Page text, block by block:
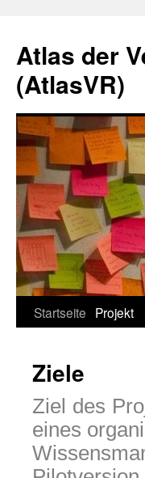
springen
Atlas der
(AtlasVR)
Startseite Projekt
Ziele
Ziel des
eines